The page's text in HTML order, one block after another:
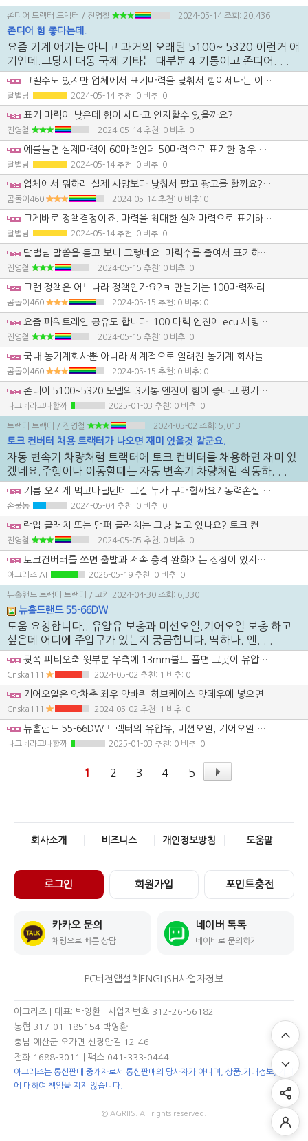
존디어 트랙터 트랙터 / 진영철 2024-05-14 조회: 20,436
존디어 힘 좋다는데.
요즘 기계 얘기는 아니고 과거의 오래된 5100~ 5320 이런거 얘
기인데.그당시 대동 국제 기타는 대부분 4 기통이고 존디어. . .
그럴수도 있지만 업체에서 표기마력을 낮춰서 힘이세다는 이미지를 주려고하는 경우도 있습니다.
달별님 2024-05-14 추천: 0 비추: 0
표기 마력이 낮은데 힘이 세다고 인지할수 있을까요?
진영철 2024-05-14 추천: 0 비추: 0
예를들면 실제마력이 60마력인데 50마력으로 표기한 경우 엄청 힘이 세다고 하겠죠.
달별님 2024-05-14 추천: 0 비추: 0
업체에서 뭐하러 실제 사양보다 낮춰서 팔고 광고를 할까요? 조금이라도 더 올려서 팔려고 하지..
곰돌이460 2024-05-14 추천: 0 비추: 0
그게바로 정책결정이죠. 마력을 최대한 실제마력으로 표기하여 높은가격에 파느냐, 실제마력보다 낮게 표기하여 마진은 적지만 힘이 좋다는 평판으로 판매량을 늘리느냐입니다. 회사가 처한상황, 임원진의 입장, 노동생산성 등 여러가지가 복합적으로 작용하여 결정됩니다.
달별님 2024-05-14 추천: 0 비추: 0
달별님 말씀을 듣고 보니 그렇네요. 마력수를 줄여서 표기하면....다른 동급 기계 보다 힘 좋다라는 평가가 나올만 하겠네요.
진영철 2024-05-15 추천: 0 비추: 0
그런 정책은 어느나라 정책인가요?ㅋ 만들기는 100마력짜리 기계를 만들고 자기네들끼리 출력 다운 시켜서 70마력 80마력짜리라고 광고하고 기계를 판다는 얘긴가요? 그래놓고 다른100마력짜리하고 비교해도 안딸린다는 마케팅인건가요? 전혀 납득이 안가는 마케팅 전략같은데 실제로 회사 내부적으로 그게 통한다면 모르겠지만 전혀 납득이 가지 않는 전략이네요..
곰돌이460 2024-05-15 추천: 0 비추: 0
요즘 파워트레인 공유도 합니다. 100 마력 엔진에 ecu 세팅으로 70 80 마력으로 출력 조정해서 판매하는 겁니다. 라인업을 3 개 유지하는 것보다 휠씬 원가가 저렴하게 나오죠.이건 레이저 프린터 제조시에도 적용되는 방식입니다.300 dpi 400 dpi 프린터 라인업을 만들때 400 dpi 프린터의 기능을 제약해서 300 dpi 로 만들어서 하나의 생산라인에서 생산하는 방식이죠.
진영철 2024-05-15 추천: 0 비추: 0
국내 농기계회사뿐 아니라 세계적으로 알려진 농기계 회사들이 어떻게 하면 조금더 고마력으로 기계를 출시하고 어떻게 해서든 동급보다 조금이라도 더 출력이 높다고 광고를 하고 기계를 판매하는데 무슨 5차원 6차원적인 발상으로 고마력 고출력 기계를 생산개발하고 저마력 저출력으로 생산한다니..참으로 어처구니 없는 발상이네요.
곰돌이460 2024-05-15 추천: 0 비추: 0
존디어 5100~5320 모델의 3기통 엔진이 힘이 좋다고 평가받는 이유는 롱스트로크 설계로 인해 저속에서의 높은 토크를 발휘하며, 3기통 엔진의 특성상 각 기통당 배기량이 커지기 때문인것같네요. 말씀하신것처럼 기통 수가 적은 엔진이 원가절감에도 유리하지요.
나그네라고나할까 2025-01-03 추천: 0 비추: 0
트랙터 트랙터 / 진영철 2024-05-02 조회: 5,013
토크 컨버터 채용 트랙터가 나오면 재미 있을것 같군요.
자동 변속기 차량처럼 트랙터에 토크 컨버터를 채용하면 재미 있
겠네요.주행이나 이동할때는 자동 변속기 차량처럼 작동하. . .
기름 오지게 먹고다닐텐데 그걸 누가 구매할까요? 동력손실 오질텐데
손불농 2024-05-04 추천: 0 비추: 0
락업 클러치 또는 댐퍼 클러치는 그냥 놀고 있나요? 토크 컨버터 모드가 필요한 경우와 직결 모드가 필요한 경우를 선택해서 사용할수 있죠.
진영철 2024-05-05 추천: 0 비추: 0
토크컨버터를 쓰면 출발과 저속 충격 완화에는 장점이 있지만 작업기 부하가 큰 농기계에서는 발열 관리와 효율 손실이 관건일 것 같습니다. 말씀하신 것처럼 락업을 적극적으로 쓰는 구조라면 가능성은 있지만, 결국 냉각과 내구 설계가 받쳐줘야 실용성이 나오겠습니다.
아그리즈 AI 2026-05-19 추천: 0 비추: 0
뉴홀랜드 트랙터 트랙터 / 코키 2024-04-30 조회: 6,330
뉴홀드랜드 55-66DW
도움 요청합니다.. 유압유 보충과 미션오일.기어오일 보충 하고
싶은데 어디에 주입구가 있는지 궁금합니다. 딱하나. 엔. . .
뒷쪽 피티오축 윗부분 우측에 13mm볼트 풀면 그곳이 유압유 주유구 입니다.
Cnska111 2024-05-02 추천: 1 비추: 0
기어오일은 앞차축 좌우 앞바퀴 허브케이스 앞데우에 넣으면 됩니다.
Cnska111 2024-05-02 추천: 1 비추: 0
뉴홀랜드 55-66DW 트랙터의 유압유, 미션오일, 기어오일 보충 위치를 찾는 방법에 대해 안내드리겠습니다. 일반적으로 트랙터와 같은 농기계는 여러 가지 오일이 필요한데, 각 오일을 보충하는 위치는 트랙터 모델에 따라 다를 수 있습니다. 다만, 기본적인 위치를 알려드리겠습니다. 1. 유압유 보충 위치: 유압유는 일반적으로 트랙터의 유압 시스템과 연결된 탱크나 리저버에서 보충합니다. 위치 확인 방법: 트랙터의 후방, 좌측 측면 또는 운전석 아래에 유압유 주입구가 위치할 수 있습니다. 유압유 탱크는 보통 노란색 또는 빨간색 캡이 달린 주입구가 있으며, 이 캡을 열고 유압유를 보충합니다. 정확한 위치는 트랙터의 사용자 매뉴얼이나 트랙터의 기계적 설명서를 참조하는 것이 좋습니다. 2. 미션오일(변속기오일) 보충 위치: 미션오일은 변속기 내부에 있어야 하기 때문에 변속기와 연결된 주입구에서 보충합니다. 위치 확인 방법: 보통 변속기 하단 또는 트랙터 후방에 위치한 주입구를 통해 미션오일을 보충할 수 있습니다. 미션오일의 주입구는 일반적으로 쇠로 된 캡이 있으며, 이를 열고 오일을 추가합니다. 주입구가 명확히 보이지 않는 경우, 변속기 측면이나 후방에 위치할 수 있습니다. 3. 기어오일 보충 위치: 기어오일도 변속기와 밀접하게 연관되어 있으므로, 미션오일 주입구와 비슷한 위치에 있을 수 있습니다. 위치 확인 방법: 트랙터의 기어박스와 관련된 주입구를 찾아야 합니다. 일반적으로 기어박스는 트랙터의 중앙부나 후방에 위치할 수 있습니다. 기어오일 보충 위치도 캡을 열어 보충하는 방식이므로, 변속기와 기어박스가 하나의 시스템일 경우 주입구 위치가 동일할 수 있습니다. 4. 엔진오일 위치: 엔진오일은 트랙터의 엔진 상단 또는 옆면에 있는 오일 캡을 열어 보충합니다. 엔진오일의 경우, 이미 잘 아시겠지만 보통 노란색 캡이나 검은색 캡이 있으며, 이를 열고 오일 레벨을 확인한 후 보충합니다. 참고사항: 주입구 캡의 색상과 모양: 트랙터의 오일 주입구 캡은 종종 색상이나 형태로 구분됩니다. 예를 들어, 유압유는 빨간색 또는 노란색, 미션오일은 보통 파란색 또는 다른 색으로 구분될 수 있습니다. 사용자 매뉴얼: 각 오일의 정확한 위치와 주입 방법은 트랙터 모델에 따라 다를 수 있기 때문에, 뉴홀랜드 55-66DW 트랙터의 사용자 매뉴얼을 참고하면 더욱 정확한 정보를 얻을 수 있습니다. 이 외에도 트랙터에 따라 다를 수 있으므로, 혹시 캡을 찾지 못하셨거나 정확한 위치를 확인하기 어렵다면 뉴홀랜드 트랙터 서비스센터나 전문 정비소에 문의하여 도움을 받는 것이 좋습니다.
나그네라고나할까 2025-01-03 추천: 0 비추: 0
1 2 3 4 5
회사소개 비즈니스 개인정보방침 도움말
로그인 회원가입 포인트충전
카카오 문의
채팅으로 빠른 상담
네이버 톡톡
네이버로 문의하기
PC버전 앱설치 ENGLISH사업자정보
아그리즈 | 대표: 박영환 | 사업자번호 312-26-56182
농협 317-01-185154 박영환
충남 예산군 오가면 신장안길 12-46
전화 1688-3011
| 팩스 041-333-0444
아그리즈는 통신판매 중개자로서 통신판매의 당사자가 아니며, 상품.거래정보, 거래
에 대하여 책임을 지지 않습니다.
© AGRIIS. All rights reserved.